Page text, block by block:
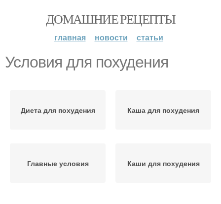
ДОМАШНИЕ РЕЦЕПТЫ
главная новости статьи
Условия для похудения
Диета для похудения Каша для похудения
Главные условия Каши для похудения